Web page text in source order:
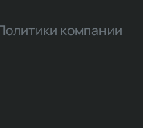
компании